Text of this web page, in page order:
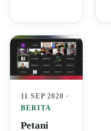
11 SEP 2020 ·
BERITA
Petani